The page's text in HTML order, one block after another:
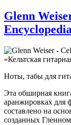
Glenn
«Кельтская
Ноты, табы для
Эта обширная
аранжировках для
составлено на
созданных